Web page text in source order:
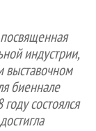
индустрии,
выставочном
биеннале
состоялся